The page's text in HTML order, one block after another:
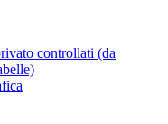
controllati (da